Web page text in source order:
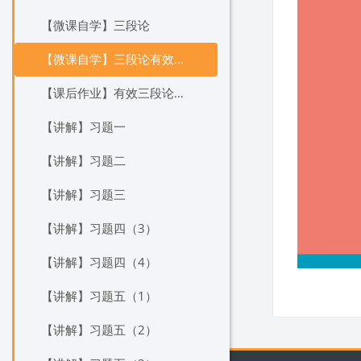
【微课自学】三段论
【微课自学】三段论有效性判定
【课后作业】有效三段论各格性质证明
【讲解】习题一
【讲解】习题二
【讲解】习题三
【讲解】习题四（3）
【讲解】习题四（4）
【讲解】习题五（1）
【讲解】习题五（2）